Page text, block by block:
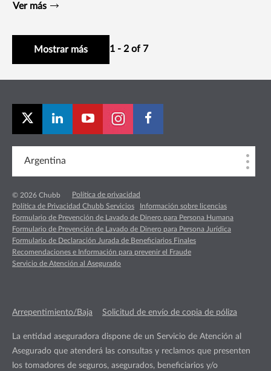
Ver más
Mostrar más 1 - 2 of 7
Argentina
© 2026 Chubb
Política de privacidad
Política de Privacidad Chubb Servicios
Información sobre licencias
Formulario de Prevención de Lavado de Dinero para Persona Humana
Formulario de Prevención de Lavado de Dinero para Persona Jurídica
Formulario de Declaración Jurada de Beneficiarios Finales
Recomendaciones e Información para prevenir el Fraude
Servicio de Atención al Asegurado
Arrepentimiento/Baja Solicitud de envío de copia de póliza
La entidad aseguradora dispone de un Servicio de Atención al
Asegurado que atenderá las consultas y reclamos que presenten
los tomadores de seguros, asegurados, beneficiarios y/o